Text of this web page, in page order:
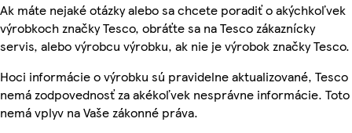
Ak máte nejaké otázky alebo sa chcete poradiť o akýchkoľvek
výrobkoch značky Tesco, obráťte sa na Tesco zákaznícky
servis, alebo výrobcu výrobku, ak nie je výrobok značky Tesco.
Hoci informácie o výrobku sú pravidelne aktualizované, Tesco
nemá zodpovednosť za akékoľvek nesprávne informácie. Toto
nemá vplyv na Vaše zákonné práva.